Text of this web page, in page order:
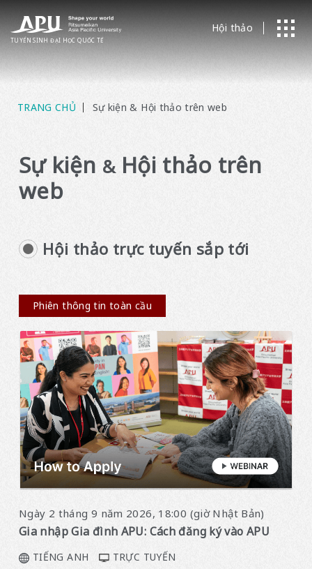
TUYỂN SINH ĐẠI HỌC ​ ​QUỐC TẾ
Hội thảo
TRANG CHỦ Sự kiện & Hội thảo trên web
Sự kiện &Hội thảo trên
web
Hội thảo trực tuyến sắp tới
Phiên thông tin toàn cầu
Ngày 2 tháng 9 năm 2026, 18:00 (giờ Nhật Bản)
Gia nhập Gia đình APU: Cách đăng ký vào APU
TIẾNG ANH
TRỰC TUYẾN